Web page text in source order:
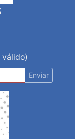
válido)
Enviar